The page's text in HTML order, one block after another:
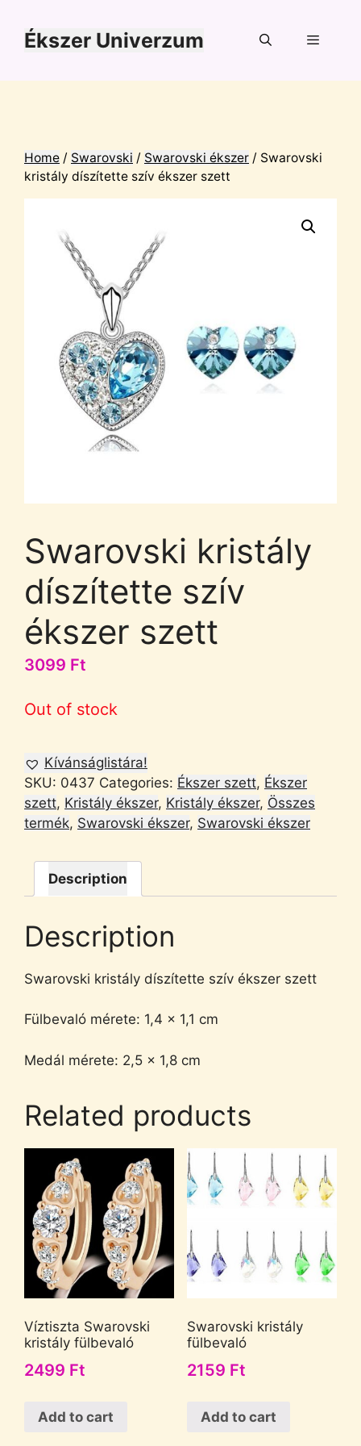
tartalomba
Ékszer Univerzum
Home / Swarovski / Swarovski ékszer / Swarovski
kristály díszítette szív ékszer szett
Swarovski kristály
díszítette szív
ékszer szett
3099 Ft
Out of stock
Kívánságlistára!
SKU: 0437 Categories: Ékszer szett, Ékszer
szett, Kristály ékszer, Kristály ékszer, Összes
termék, Swarovski ékszer, Swarovski ékszer
Description
Description
Swarovski kristály díszítette szív ékszer szett
Fülbevaló mérete: 1,4 x 1,1 cm
Medál mérete: 2,5 x 1,8 cm
Related products
Víztiszta Swarovski
kristály fülbevaló
2499 Ft
Add to cart
Swarovski kristály
fülbevaló
2159 Ft
Add to cart